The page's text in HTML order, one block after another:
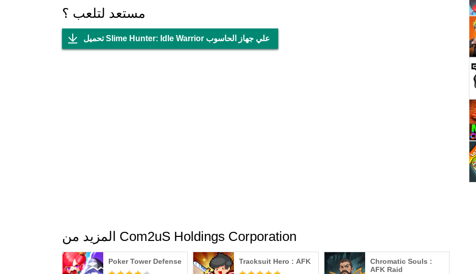
مستعد لتلعب ؟
تحميل Slime Hunter: Idle Warrior علي جهاز الحاسوب
المزيد من Com2uS Holdings Corporation
Poker Tower Defense Tracksuit Hero : AFK
Chromatic Souls :
AFK Raid